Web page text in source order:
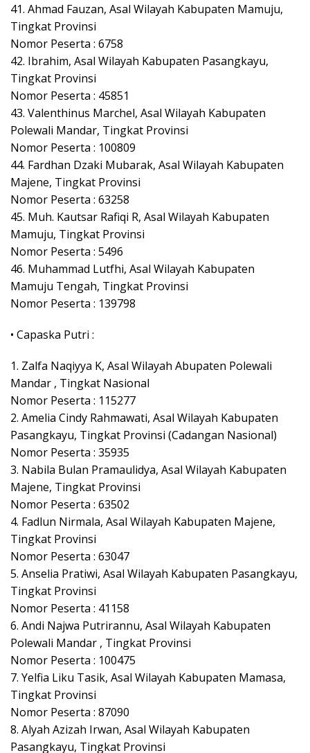
41. Ahmad Fauzan, Asal Wilayah Kabupaten Mamuju,
Tingkat Provinsi
Nomor Peserta : 6758
42. Ibrahim, Asal Wilayah Kabupaten Pasangkayu,
Tingkat Provinsi
Nomor Peserta : 45851
43. Valenthinus Marchel, Asal Wilayah Kabupaten
Polewali Mandar, Tingkat Provinsi
Nomor Peserta : 100809
44. Fardhan Dzaki Mubarak, Asal Wilayah Kabupaten
Majene, Tingkat Provinsi
Nomor Peserta : 63258
45. Muh. Kautsar Rafiqi R, Asal Wilayah Kabupaten
Mamuju, Tingkat Provinsi
Nomor Peserta : 5496
46. Muhammad Lutfhi, Asal Wilayah Kabupaten
Mamuju Tengah, Tingkat Provinsi
Nomor Peserta : 139798
• Capaska Putri :
1. Zalfa Naqiyya K, Asal Wilayah Abupaten Polewali
Mandar , Tingkat Nasional
Nomor Peserta : 115277
2. Amelia Cindy Rahmawati, Asal Wilayah Kabupaten
Pasangkayu, Tingkat Provinsi (Cadangan Nasional)
Nomor Peserta : 35935
3. Nabila Bulan Pramaulidya, Asal Wilayah Kabupaten
Majene, Tingkat Provinsi
Nomor Peserta : 63502
4. Fadlun Nirmala, Asal Wilayah Kabupaten Majene,
Tingkat Provinsi
Nomor Peserta : 63047
5. Anselia Pratiwi, Asal Wilayah Kabupaten Pasangkayu,
Tingkat Provinsi
Nomor Peserta : 41158
6. Andi Najwa Putrirannu, Asal Wilayah Kabupaten
Polewali Mandar , Tingkat Provinsi
Nomor Peserta : 100475
7. Yelfia Liku Tasik, Asal Wilayah Kabupaten Mamasa,
Tingkat Provinsi
Nomor Peserta : 87090
8. Alyah Azizah Irwan, Asal Wilayah Kabupaten
Pasangkayu, Tingkat Provinsi